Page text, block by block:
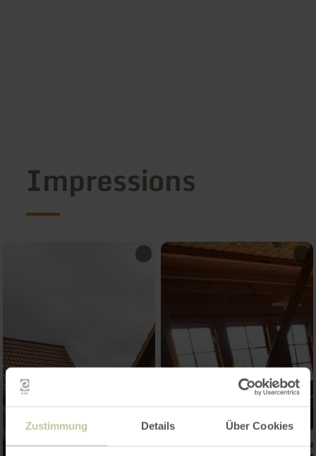
Zustimmung Details Über Cookies
Impressions